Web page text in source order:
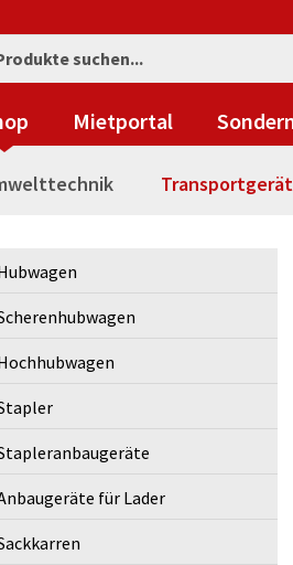
Mietportal
für Lader